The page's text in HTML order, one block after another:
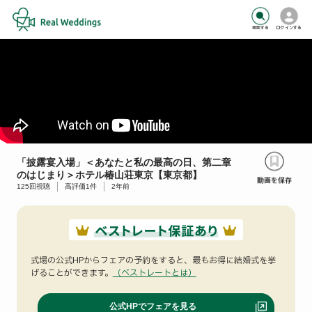
検索する ログインする
「披露宴入場」＜あなたと私の最高の日、第二章
のはじまり＞ホテル椿山荘東京【東京都】
125 回視聴 高評価1件 2年前
式場の公式HPからフェアの予約をすると、 最もお得に結婚式を挙
げることができます。
（ベストレートとは）
公式HPでフェアを見る